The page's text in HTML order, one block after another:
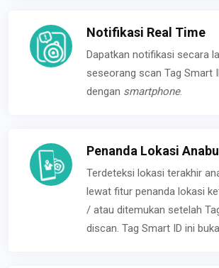
Notifikasi Real Time
Dapatkan notifikasi secara
seseorang scan Tag Smart
dengan smartphone.
Penanda Lokasi
Terdeteksi lokasi terakhir
lewat fitur penanda lokasi
/ atau ditemukan setelah
discan. Tag Smart ID ini